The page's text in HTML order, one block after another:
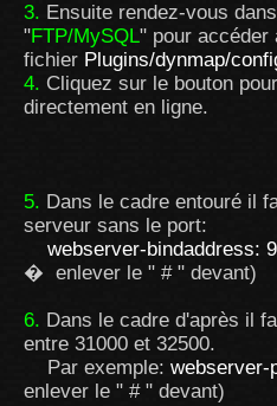
3. Ensuite rendez-vous
"FTP/MySQL" pour accéder
fichier Plugins/dynmap/
4. Cliquez sur le bouton
directement en ligne.
5. Dans le cadre entouré il
serveur sans le port:
webserver-bindaddress:
� enlever le " # " devant)
6. Dans le cadre d'après il
entre 31000 et 32500.
Par exemple: webserver-
enlever le " # " devant)